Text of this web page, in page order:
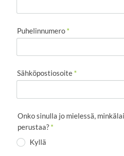
Puhelinnumero *
Sähköpostiosoite *
Onko sinulla jo mielessä,
perustaa?*
Kyllä